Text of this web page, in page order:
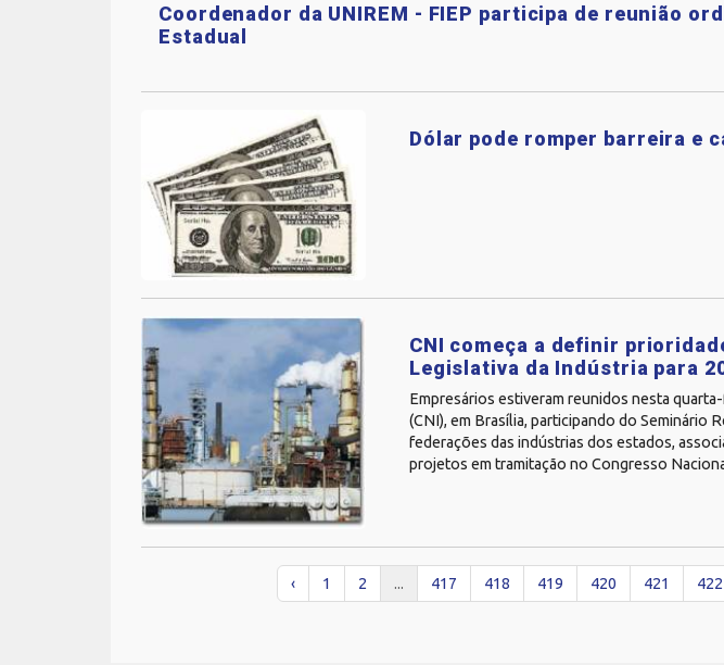
Coordenador da UNIREM - FIEP participa de reunião
Estadual
Dólar pode romper barreira e
CNI começa a definir
Legislativa da Indústria para
Empresários estiveram reunidos nesta
(CNI), em Brasília, participando do Seminário
federações das indústrias dos estados,
projetos em tramitação no Congresso
‹ 1 2 ... 417 418 419 420 421 422